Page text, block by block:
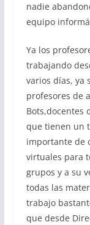
nadie
equipo
Ya los
trabajando
varios días, ya
profesores de
Bots,docentes
que tienen un
importante de
virtuales para
grupos y a su
todas las
trabajo
que desde